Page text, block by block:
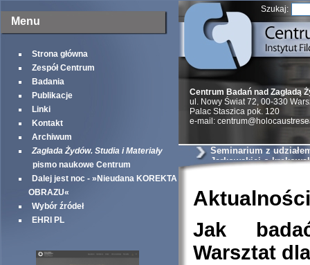
Menu
Strona główna
Zespół Centrum
Badania
Publikacje
Linki
Kontakt
Archiwum
Zagłada Żydów. Studia i Materiały
pismo naukowe Centrum
Dalej jest noc - »Nieudana KOREKTA
OBRAZU«
Wybór źródeł
EHRI PL
Szukaj:
Centrum Badań nad Zagładą
ul. Nowy Świat 72, 00-330
Palac Staszica pok. 120
e-mail:
Seminarium z
Jarkowskiej o
Aktualności
Jak
Warsztat